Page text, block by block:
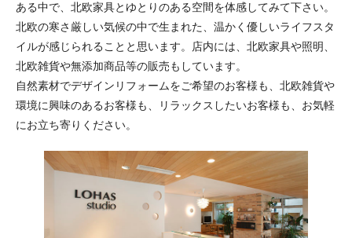
ある中で、北欧家具とゆとりのある空間を体感してみて下さい。
北欧の寒さ厳しい気候の中で生まれた、温かく優しいライフスタ
イルが感じられることと思います。店内には、北欧家具や照明、
北欧雑貨や無添加商品等の販売もしています。
自然素材でデザインリフォームをご希望のお客様も、北欧雑貨や
環境に興味のあるお客様も、リラックスしたいお客様も、お気軽
にお立ち寄りください。